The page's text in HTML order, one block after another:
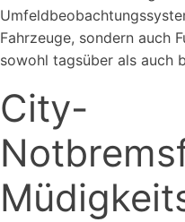
Fahrzeuge, sondern auch
sowohl tagsüber als auch
City-